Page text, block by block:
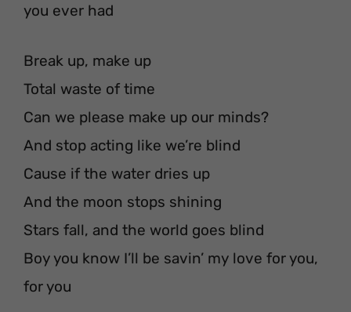
you ever had
Break up, make up
Total waste of time
Can we please make up our minds?
And stop acting like we’re blind
Cause if the water dries up
And the moon stops shining
Stars fall, and the world goes blind
Boy you know I’ll be savin’ my love for you,
for you